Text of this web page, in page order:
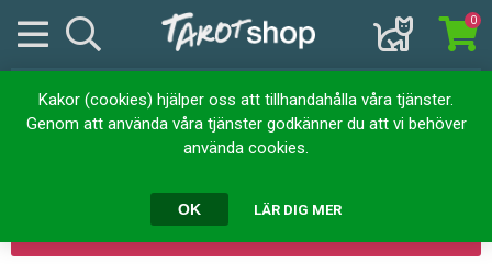
Kakor (cookies) hjälper oss att tillhandahålla våra tjänster.
Genom att använda våra tjänster godkänner du att vi behöver
använda cookies.
OK LÄR DIG MER
0
Redskap
Redskap för tarot
FILTER